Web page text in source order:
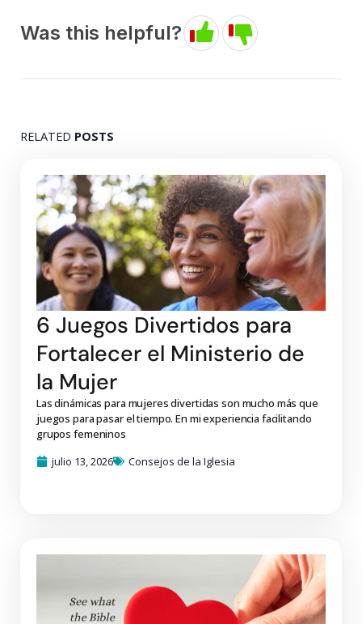
Was this helpful?
RELATED POSTS
6 Juegos Divertidos para
Fortalecer el Ministerio de
la Mujer
Las dinámicas para mujeres divertidas son mucho más que
juegos para pasar el tiempo. En mi experiencia facilitando
grupos femeninos
julio 13, 2026
Consejos de la Iglesia